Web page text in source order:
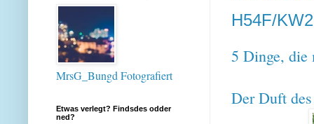
H54F/
5 Dinge, die
Der Duft
MrsG_Bungd Fotografiert
Etwas verlegt? Findsdes odder
ned?